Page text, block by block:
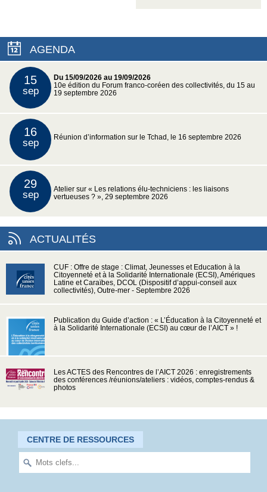
AGENDA
15
sep
Du 15/09/2026 au 19/09/2026
10e édition du Forum franco-coréen des collectivités, du 15 au
19 septembre 2026
16
sep Réunion d’information sur le Tchad, le 16 septembre 2026
29
sep
Atelier sur « Les relations élu-techniciens : les liaisons
vertueuses ? », 29 septembre 2026
ACTUALITÉS
CUF : Offre de stage : Climat, Jeunesses et Education à la
Citoyenneté et à la Solidarité Internationale (ECSI), Amériques
Latine et Caraïbes, DCOL (Dispositif d’appui-conseil aux
collectivités), Outre-mer - Septembre 2026
Publication du Guide d’action : « L’Éducation à la Citoyenneté et
à la Solidarité Internationale (ECSI) au cœur de l’AICT » !
Les ACTES des Rencontres de l’AICT 2026 : enregistrements
des conférences /réunions/ateliers : vidéos, comptes-rendus &
photos
CENTRE DE RESSOURCES